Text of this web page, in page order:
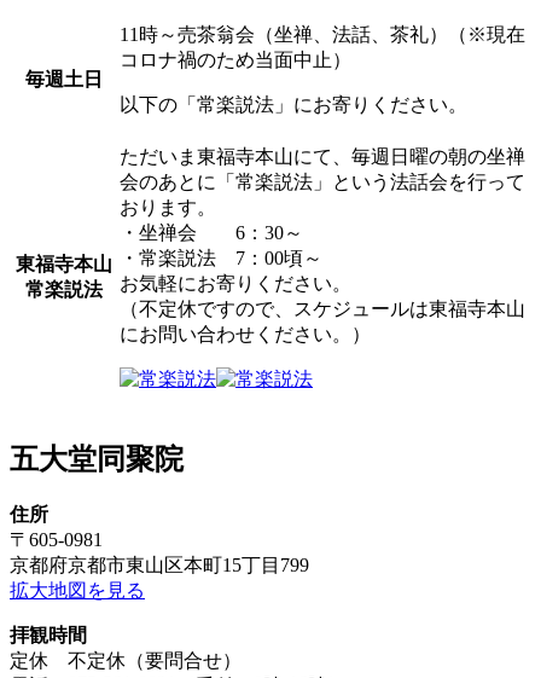
毎週土日
11時～売茶翁会（坐禅、法話、茶礼）
（※現在
コロナ禍のため当面中止）
以下の「常楽説法」にお寄りください。
東福寺本山
常楽説法
ただいま東福寺本山にて、毎週日曜の朝の坐禅
会のあとに「常楽説法」という法話会を行って
おります。
・坐禅会 6：30～
・常楽説法 7：00頃～
お気軽にお寄りください。
（不定休ですので、スケジュールは東福寺本山
にお問い合わせください。）
五大堂同聚院
住所
〒605-0981
京都府京都市東山区本町15丁目799
拡大地図を見る
拝観時間
定休 不定休（要問合せ）